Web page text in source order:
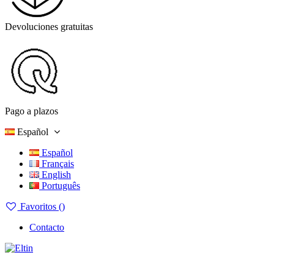
Devoluciones gratuitas
Pago a plazos
Español
Español
Français
English
Português
Favoritos ()
Contacto